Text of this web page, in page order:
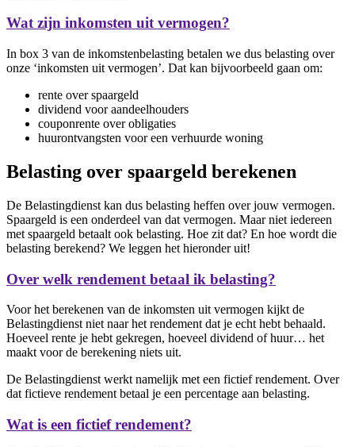
Wat zijn inkomsten uit vermogen?
In box 3 van de inkomstenbelasting betalen we dus belasting over
onze ‘inkomsten uit vermogen’. Dat kan bijvoorbeeld gaan om:
rente over spaargeld
dividend voor aandeelhouders
couponrente over obligaties
huurontvangsten voor een verhuurde woning
Belasting over spaargeld berekenen
De Belastingdienst kan dus belasting heffen over jouw vermogen.
Spaargeld is een onderdeel van dat vermogen. Maar niet iedereen
met spaargeld betaalt ook belasting. Hoe zit dat? En hoe wordt die
belasting berekend? We leggen het hieronder uit!
Over welk rendement betaal ik belasting?
Voor het berekenen van de inkomsten uit vermogen kijkt de
Belastingdienst niet naar het rendement dat je echt hebt behaald.
Hoeveel rente je hebt gekregen, hoeveel dividend of huur… het
maakt voor de berekening niets uit.
De Belastingdienst werkt namelijk met een fictief rendement. Over
dat fictieve rendement betaal je een percentage aan belasting.
Wat is een fictief rendement?